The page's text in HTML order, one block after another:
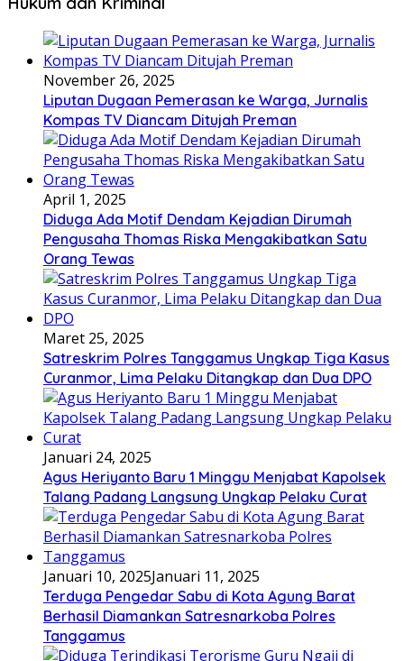
November 26, 2025
Liputan Dugaan Pemerasan ke Warga, Jurnalis
Kompas TV Diancam Ditujah Preman
April 1, 2025
Diduga Ada Motif Dendam Kejadian Dirumah
Pengusaha Thomas Riska Mengakibatkan Satu
Orang Tewas
Maret 25, 2025
Satreskrim Polres Tanggamus Ungkap Tiga Kasus
Curanmor, Lima Pelaku Ditangkap dan Dua DPO
Januari 24, 2025
Agus Heriyanto Baru 1 Minggu Menjabat Kapolsek
Talang Padang Langsung Ungkap Pelaku Curat
Januari 10, 2025Januari 11, 2025
Terduga Pengedar Sabu di Kota Agung Barat
Berhasil Diamankan Satresnarkoba Polres
Tanggamus